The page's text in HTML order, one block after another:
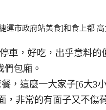
運市政府站美食]和食上都
車，好吃，出乎意料
包廂。
，這麼一大家子[6大3
，非常的有面子又不傷